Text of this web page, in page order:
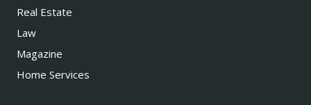
Real Estate
Law
Magazine
Home Services